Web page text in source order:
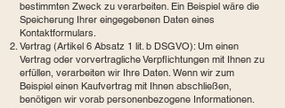
bestimmten Zweck zu verarbeiten. Ein Beispiel wäre die
Speicherung Ihrer eingegebenen Daten eines
Kontaktformulars.
Vertrag (Artikel 6 Absatz 1 lit. b DSGVO): Um einen
Vertrag oder vorvertragliche Verpflichtungen mit Ihnen zu
erfüllen, verarbeiten wir Ihre Daten. Wenn wir zum
Beispiel einen Kaufvertrag mit Ihnen abschließen,
benötigen wir vorab personenbezogene Informationen.